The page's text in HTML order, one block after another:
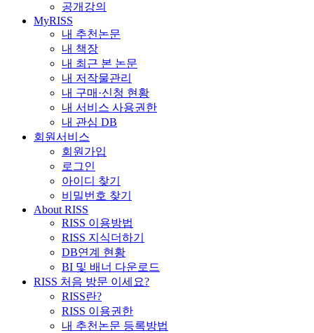
공개강의
MyRISS
내 추천논문
내 책장
내 최근 본 논문
내 저작물관리
내 구매·신청 현황
내 서비스 사용권한
내 관심 DB
회원서비스
회원가입
로그인
아이디 찾기
비밀번호 찾기
About RISS
RISS 이용방법
RISS 지식더하기
DB연계 현황
BI 및 배너 다운로드
RISS 처음 방문 이세요?
RISS란?
RISS 이용권한
내 추천논문 등록방법